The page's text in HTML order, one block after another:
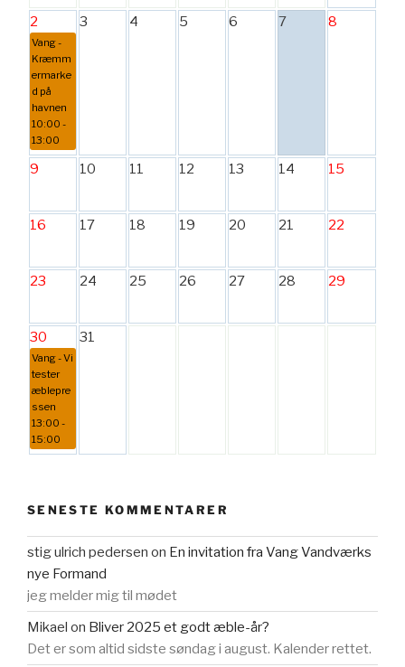
2
Vang -
Kræmm
ermarke
d på
havnen
10:00 -
13:00
3 4 5 6 7 8
9 10 11 12 13 14 15
16 17 18 19 20 21 22
23 24 25 26 27 28 29
30
Vang - Vi
tester
æblepre
ssen
13:00 -
15:00
31
SENESTE KOMMENTARER
stig ulrich pedersen on En invitation fra Vang Vandværks
nye Formand
jeg melder mig til mødet
Mikael on Bliver 2025 et godt æble-år?
Det er som altid sidste søndag i august. Kalender rettet.